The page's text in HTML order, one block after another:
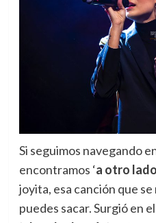
Si seguimos navegando
encontramos ‘a otro lado
joyita, esa canción que se
puedes sacar. Surgió en